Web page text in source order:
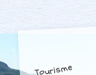
Tourisme